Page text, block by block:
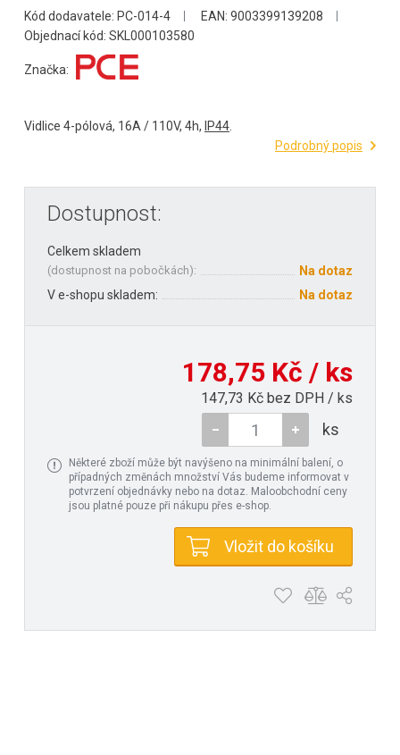
Kód dodavatele: PC-014-4
EAN: 9003399139208
Objednací kód: SKL000103580
Značka:
Vidlice 4-pólová, 16A / 110V, 4h, IP44.
Podrobný popis
Dostupnost:
Celkem skladem
(dostupnost na pobočkách):
Na dotaz
V e-shopu skladem:
Na dotaz
178,75 Kč / ks
147,73 Kč bez DPH / ks
ks
Některé zboží může být navýšeno na minimální balení, o
případných změnách množství Vás budeme informovat v
potvrzení objednávky nebo na dotaz. Maloobchodní ceny
jsou platné pouze při nákupu přes e-shop.
Vložit do košíku